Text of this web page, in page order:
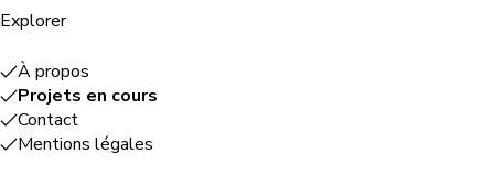
Explorer
À propos
Projets en cours
Contact
Mentions légales